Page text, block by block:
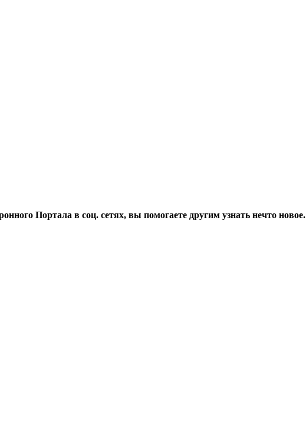
Портала в соц. сетях, вы помогаете другим узнать нечто новое.